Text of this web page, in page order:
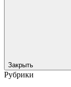
Закрыть
Рубрики